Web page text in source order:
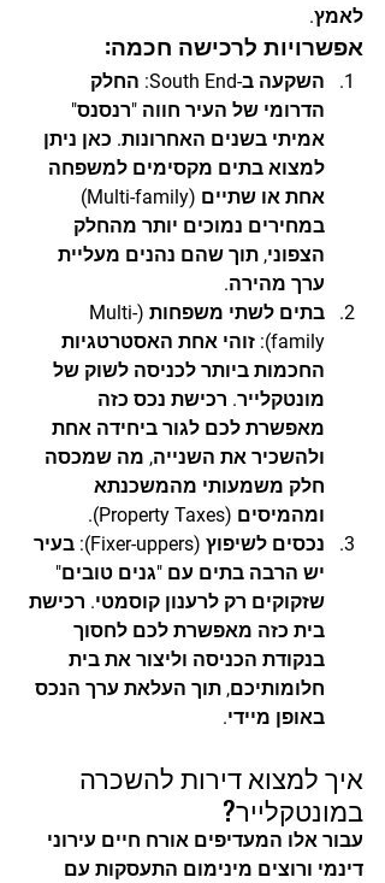
לאמץ.
אפשרויות לרכישה חכמה:
השקעה ב-South End:
החלק
הדרומי של העיר חווה "רנסנס"
אמיתי בשנים האחרונות. כאן ניתן
למצוא בתים מקסימים למשפחה
אחת או שתיים (Multi-family)
במחירים נמוכים יותר מהחלק
הצפוני, תוך שהם נהנים מעליית
ערך מהירה.
בתים לשתי משפחות (Multi-
family):
זוהי אחת האסטרטגיות
החכמות ביותר לכניסה לשוק של
מונטקלייר. רכישת נכס כזה
מאפשרת לכם לגור ביחידה אחת
ולהשכיר את השנייה, מה שמכסה
חלק משמעותי מהמשכנתא
ומהמיסים (Property Taxes).
נכסים לשיפוץ (Fixer-uppers):
בעיר
יש הרבה בתים עם "גנים טובים"
שזקוקים רק לרענון קוסמטי. רכישת
בית כזה מאפשרת לכם לחסוך
בנקודת הכניסה וליצור את בית
חלומותיכם, תוך העלאת ערך הנכס
באופן מיידי.
איך למצוא דירות להשכרה
במונטקלייר?
עבור אלו המעדיפים אורח חיים עירוני
דינמי ורוצים מינימום התעסקות עם